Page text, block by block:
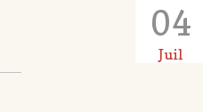
04
Juil